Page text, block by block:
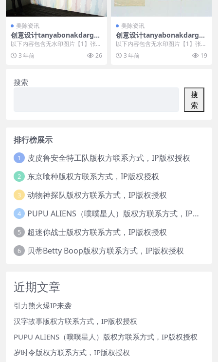
美陈资讯
创意设计tanyabonakdargall
ery美陈创意 (1723)
以下内容包含无水印图片【1】张
，开通会员无障碍浏览 开通VIP会
员 3 年前 26
美陈资讯
创意设计tanyabonakdargall
ery美陈创意 (521)
以下内容包含无水印图片【1】张
，开通会员无障碍浏览 开通VIP会
员 3 年前 19
搜索
搜
索
排行榜展示
1 皮皮鲁安全特工队版权方联系方式，IP版权授权
2 东京喰种版权方联系方式，IP版权授权
3 动物神探队版权方联系方式，IP版权授权
4 PUPU ALIENS（噗噗星人）版权方联系方式，IP版权授权
5 超迷你战士版权方联系方式，IP版权授权
6 贝蒂Betty Boop版权方联系方式，IP版权授权
近期文章
引力熊火爆IP来袭
汉字故事版权方联系方式，IP版权授权
PUPU ALIENS（噗噗星人）版权方联系方式，IP版权授权
岁时令版权方联系方式，IP版权授权